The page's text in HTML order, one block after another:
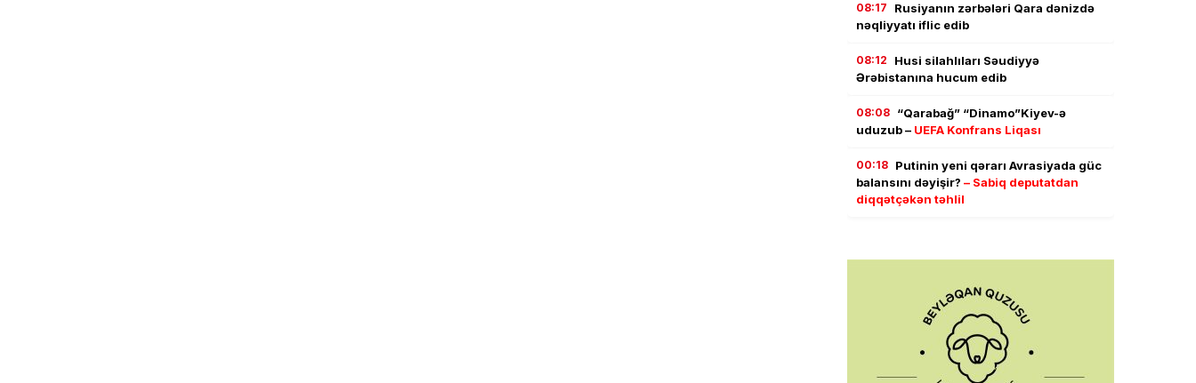
08:17
Rusiyanın zərbələri Qara dənizdə
nəqliyyatı iflic edib
08:12
Husi silahlıları Səudiyyə
Ərəbistanına hucum edib
08:08 “Qarabağ” “Dinamo”Kiyev-ə
uduzub – UEFA Konfrans Liqası
00:18 Putinin yeni qərarı Avrasiyada güc
balansını dəyişir? – Sabiq deputatdan
diqqətçəkən təhlil